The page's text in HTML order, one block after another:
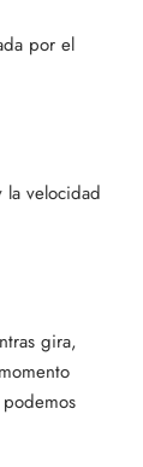
por el
la velocidad
gira,